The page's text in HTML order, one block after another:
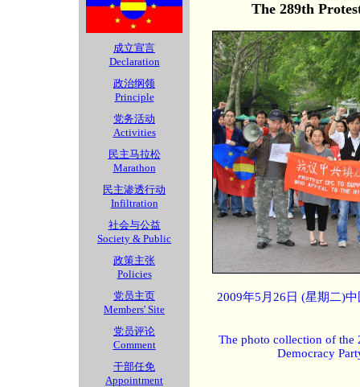
成立宣言
Declaration
政治纲领
Principle
党务活动
Activities
民主马拉松
Marathon
民主渗透行动
Infiltration
社会与公益
Society & Public
政策主张
Policies
党员主页
Members' Site
党员评论
Comment
干部任免
Appointment
The 289th
2009年5月26日 (星期二)
The photo collection of the
Democracy